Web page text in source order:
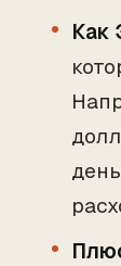
Как